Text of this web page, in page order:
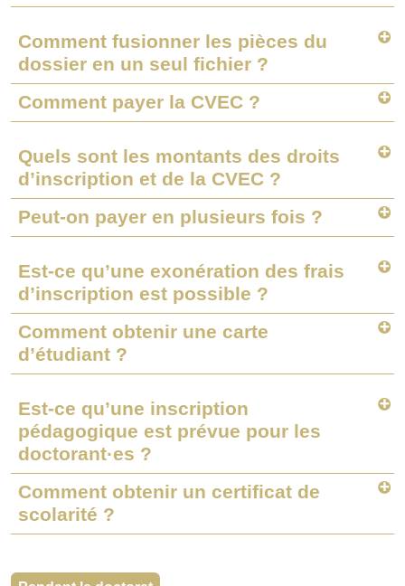
Comment fusionner les pièces du
dossier en un seul fichier ?
Comment payer la CVEC ?
Quels sont les montants des droits
d’inscription et de la CVEC ?
Peut-on payer en plusieurs fois ?
Est-ce qu’une exonération des frais
d’inscription est possible ?
Comment obtenir une carte
d’étudiant ?
Est-ce qu’une inscription
pédagogique est prévue pour les
doctorant·es ?
Comment obtenir un certificat de
scolarité ?